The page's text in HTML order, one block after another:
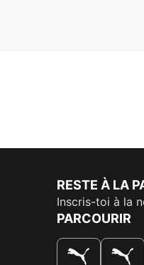
RESTE À LA
Inscris-toi à la
PARCOURIR